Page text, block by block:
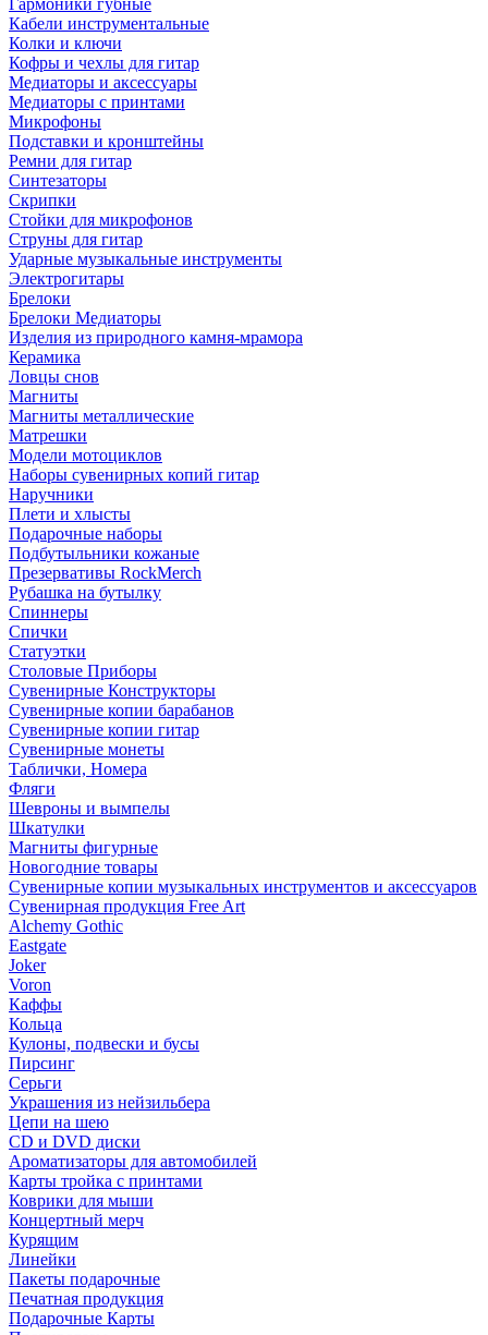
Гармоники губные
Кабели инструментальные
Колки и ключи
Кофры и чехлы для гитар
Медиаторы и аксессуары
Медиаторы с принтами
Микрофоны
Подставки и кронштейны
Ремни для гитар
Синтезаторы
Скрипки
Стойки для микрофонов
Струны для гитар
Ударные музыкальные инструменты
Электрогитары
Брелоки
Брелоки Медиаторы
Изделия из природного камня-мрамора
Керамика
Ловцы снов
Магниты
Магниты металлические
Матрешки
Модели мотоциклов
Наборы сувенирных копий гитар
Наручники
Плети и хлысты
Подарочные наборы
Подбутыльники кожаные
Презервативы RockMerch
Рубашка на бутылку
Спиннеры
Спички
Статуэтки
Столовые Приборы
Сувенирные Конструкторы
Сувенирные копии барабанов
Сувенирные копии гитар
Сувенирные монеты
Таблички, Номера
Фляги
Шевроны и вымпелы
Шкатулки
Магниты фигурные
Новогодние товары
Сувенирные копии музыкальных инструментов и аксессуаров
Сувенирная продукция Free Art
Alchemy Gothic
Eastgate
Joker
Voron
Каффы
Кольца
Кулоны, подвески и бусы
Пирсинг
Серьги
Украшения из нейзильбера
Цепи на шею
CD и DVD диски
Ароматизаторы для автомобилей
Карты тройка с принтами
Коврики для мыши
Концертный мерч
Курящим
Линейки
Пакеты подарочные
Печатная продукция
Подарочные Карты